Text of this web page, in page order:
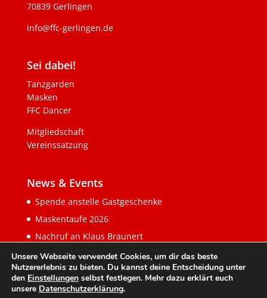
70839 Gerlingen
info@ffc-gerlingen.de
Sei dabei!
Tanzgarden
Masken
FFC Dancer
Mitgliedschaft
Vereinssatzung
News & Events
Spende anstelle Gastgeschenke
Maskentaufe 2026
Nachruf an Klaus Braunert
Unsere Webseite verwendet Cookies, um dir das beste
Nutzererlebnis zu bieten. Du kannst deine Entscheidung unter
den Einstellungen selbst festlegen. Mehr dazu erklärt euch
unsere Datenschutzerklärung.